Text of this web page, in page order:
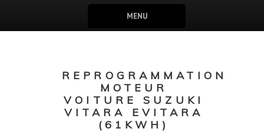
MENU
REPROGRAMMATION
MOTEUR
VOITURE SUZUKI
VITARA EVITARA
(61KWH)